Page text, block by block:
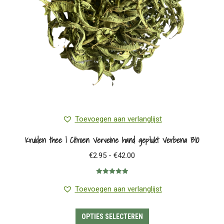
worden
op
de
productpagina
Toevoegen aan verlanglijst
Kruiden thee | Citroen Verveine hand geplukt Verbena BIO
€2.95 - €42.00
€42.00
5.00 uit 5
Toevoegen aan verlanglijst
OPTIES SELECTEREN